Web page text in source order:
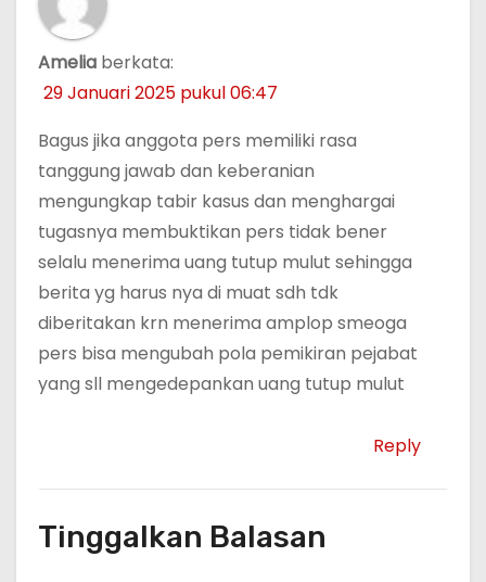
Amelia berkata:
29 Januari 2025 pukul 06:47
Bagus jika anggota pers memiliki rasa
tanggung jawab dan keberanian
mengungkap tabir kasus dan menghargai
tugasnya membuktikan pers tidak bener
selalu menerima uang tutup mulut sehingga
berita yg harus nya di muat sdh tdk
diberitakan krn menerima amplop smeoga
pers bisa mengubah pola pemikiran pejabat
yang sll mengedepankan uang tutup mulut
Reply
Tinggalkan Balasan